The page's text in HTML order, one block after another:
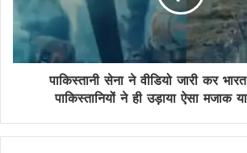
Why could Pakistan not qualify
finals despite being the host?
reasons
सका पाकिस्तान? जानें 5 बड़े
पाकिस्तानी सेना ने वीडियो जारी कर
पाकिस्तानियों ने ही उड़ाया ऐसा मजाक